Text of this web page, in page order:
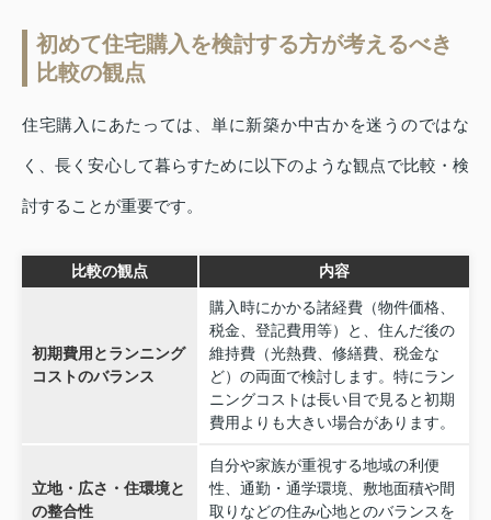
初めて住宅購入を検討する方が考えるべき
比較の観点
住宅購入にあたっては、単に新築か中古かを迷うのではな
く、長く安心して暮らすために以下のような観点で比較・検
討することが重要です。
比較の観点 内容
初期費用とランニング
コストのバランス
購入時にかかる諸経費（物件価格、
税金、登記費用等）と、住んだ後の
維持費（光熱費、修繕費、税金な
ど）の両面で検討します。特にラン
ニングコストは長い目で見ると初期
費用よりも大きい場合があります。
立地・広さ・住環境と
の整合性
自分や家族が重視する地域の利便
性、通勤・通学環境、敷地面積や間
取りなどの住み心地とのバランスを